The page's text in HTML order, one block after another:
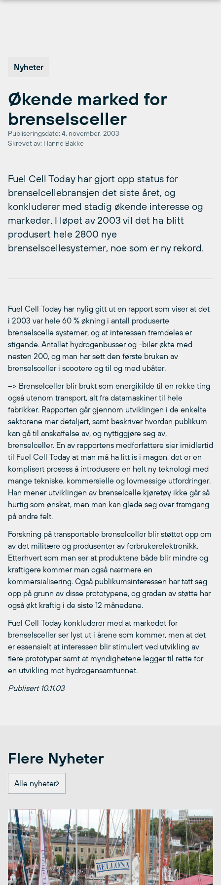
Nyheter
Økende marked for
brenselsceller
Publiseringsdato: 4. november, 2003
Skrevet av: Hanne Bakke
Fuel Cell Today har gjort opp status for
brenselcellebransjen det siste året, og
konkluderer med stadig økende interesse og
markeder. I løpet av 2003 vil det ha blitt
produsert hele 2800 nye
brenselscellesystemer, noe som er ny rekord.
Fuel Cell Today har nylig gitt ut en rapport som viser at det
i 2003 var hele 60 % økning i antall produserte
brenselscelle systemer, og at interessen fremdeles er
stigende. Antallet hydrogenbusser og -biler økte med
nesten 200, og man har sett den første bruken av
brenselsceller i scootere og til og med ubåter.
–> Brenselceller blir brukt som energikilde til en rekke ting
også utenom transport, alt fra datamaskiner til hele
fabrikker. Rapporten går gjennom utviklingen i de enkelte
sektorene mer detaljert, samt beskriver hvordan publikum
kan gå til anskaffelse av, og nyttiggjøre seg av,
brenselceller. En av rapportens medforfattere sier imidlertid
til Fuel Cell Today at man må ha litt is i magen, det er en
komplisert prosess å introdusere en helt ny teknologi med
mange tekniske, kommersielle og lovmessige utfordringer.
Han mener utviklingen av brenselcelle kjøretøy ikke går så
hurtig som ønsket, men man kan glede seg over framgang
på andre felt.
Forskning på transportable brenselceller blir støttet opp om
av det militære og produsenter av forbrukerelektronikk.
Etterhvert som man ser at produktene både blir mindre og
kraftigere kommer man også nærmere en
kommersialisering. Også publikumsinteressen har tatt seg
opp på grunn av disse prototypene, og graden av støtte har
også økt kraftig i de siste 12 månedene.
Fuel Cell Today konkluderer med at markedet for
brenselsceller ser lyst ut i årene som kommer, men at det
er essensielt at interessen blir stimulert ved utvikling av
flere prototyper samt at myndighetene legger til rette for
en utvikling mot hydrogensamfunnet.
Publisert 10.11.03
Flere Nyheter
Alle nyheter